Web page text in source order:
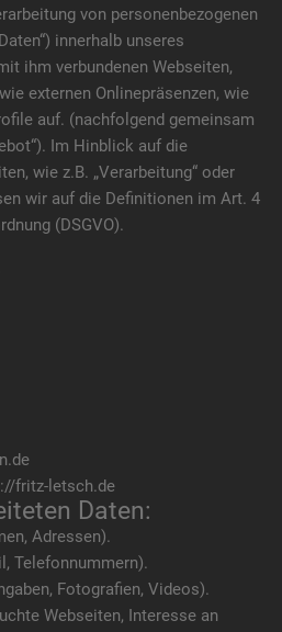
von personenbezogenen
innerhalb unseres
ihm verbundenen Webseiten,
externen Onlinepräsenzen, wie
auf. (nachfolgend gemeinsam
Im Hinblick auf die
wie z.B. „Verarbeitung“ oder
wir auf die Definitionen im Art. 4
(DSGVO).
fritz-letsch.de
Daten:
Adressen).
Telefonnummern).
Fotografien, Videos).
Webseiten, Interesse an